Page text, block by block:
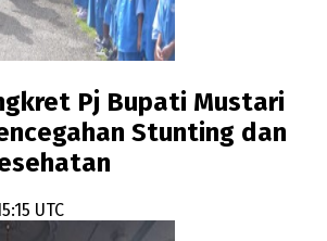
Pj Bupati Mustari
Stunting dan
UTC